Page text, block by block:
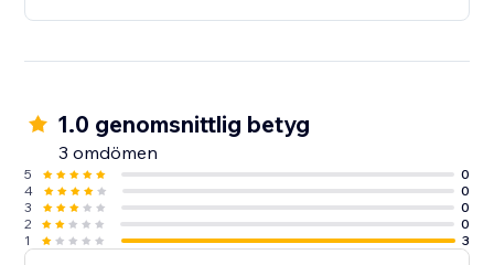
1.0 genomsnittlig betyg
3 omdömen
5
0
4
0
3
0
2
0
1
3